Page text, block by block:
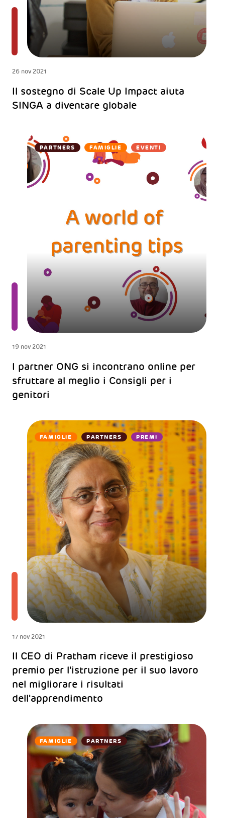
26 nov 2021
Il sostegno di Scale Up Impact aiuta
SINGA a diventare globale
PARTNERS FAMIGLIE EVENTI
19 nov 2021
I partner ONG si incontrano online per
sfruttare al meglio i Consigli per i
genitori
FAMIGLIE PARTNERS PREMI
17 nov 2021
Il CEO di Pratham riceve il prestigioso
premio per l'istruzione per il suo lavoro
nel migliorare i risultati
dell'apprendimento
FAMIGLIE PARTNERS